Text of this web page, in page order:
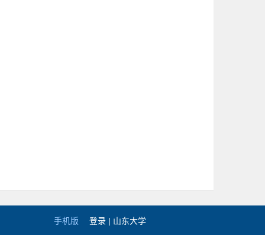
手机版 登录 | 山东大学